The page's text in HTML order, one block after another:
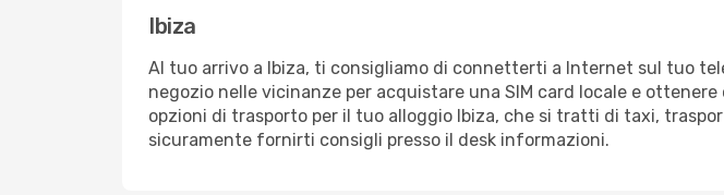
Ibiza
Al tuo arrivo a Ibiza, ti consigliamo di connetterti a Internet sul tuo
negozio nelle vicinanze per acquistare una SIM card locale e
opzioni di trasporto per il tuo alloggio Ibiza, che si tratti di taxi,
sicuramente fornirti consigli presso il desk informazioni.